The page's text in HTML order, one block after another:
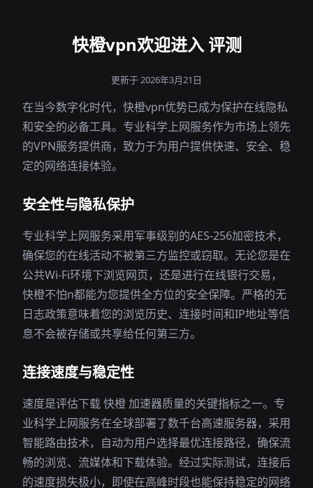
快橙vpn欢迎进入 评测
更新于 2026年3月21日
在当今数字化时代，快橙vpn优势已成为保护在线隐私
和安全的必备工具。专业科学上网服务作为市场上领先
的VPN服务提供商，致力于为用户提供快速、安全、稳
定的网络连接体验。
安全性与隐私保护
专业科学上网服务采用军事级别的AES-256加密技术，
确保您的在线活动不被第三方监控或窃取。无论您是在
公共Wi-Fi环境下浏览网页，还是进行在线银行交易，
快橙不怕n都能为您提供全方位的安全保障。严格的无
日志政策意味着您的浏览历史、连接时间和IP地址等信
息不会被存储或共享给任何第三方。
连接速度与稳定性
速度是评估下载 快橙 加速器质量的关键指标之一。专
业科学上网服务在全球部署了数千台高速服务器，采用
智能路由技术，自动为用户选择最优连接路径，确保流
畅的浏览、流媒体和下载体验。经过实际测试，连接后
的速度损失极小，即使在高峰时段也能保持稳定的网络